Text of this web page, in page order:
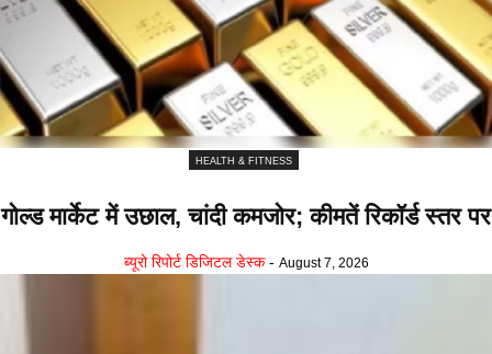
HEALTH & FITNESS
गोल्ड मार्केट में उछाल, चांदी कमजोर; कीमतें रिकॉर्ड स्तर पर
ब्यूरो रिपोर्ट डिजिटल डेस्क - August 7, 2026